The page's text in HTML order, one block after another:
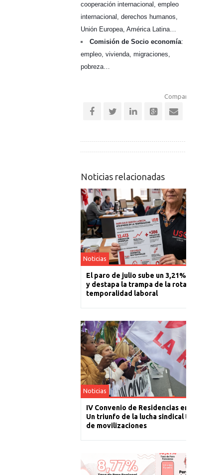
cooperación internacional, empleo
internacional, derechos humanos,
Unión Europea, América Latina…
Comisión de Socio economía:
empleo, vivienda, migraciones,
pobreza…
Comparte esta
Noticias relacionadas
Noticias
El paro de julio sube un 3,21% en La
y destapa la trampa de la rotación y la
temporalidad laboral
Noticias
IV Convenio de Residencias en La Rioja:
Un triunfo de la lucha sindical tras un año
de movilizaciones